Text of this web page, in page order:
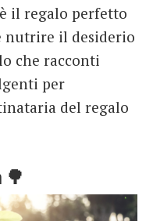
il regalo perfetto
nutrire il desiderio
che racconti
per
del regalo